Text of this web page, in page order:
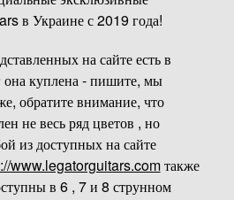
в Украине с 2019 года!
на сайте есть в
она куплена - пишите, мы
обратите внимание, что
не весь ряд цветов , но
из доступных на сайте
www.legatorguitars.comтакже
в 6 , 7 и 8 струнном